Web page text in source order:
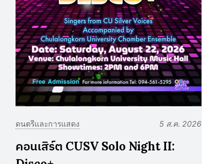
ดนตรีและการแสดง 5 ส.ค. 2026
คอนเสิร์ต CUSV Solo Night II: